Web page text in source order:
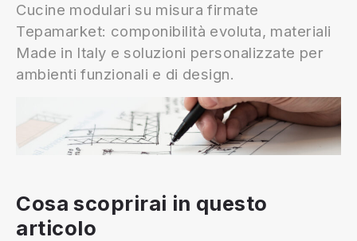
Cucine modulari su misura firmate
Tepamarket: componibilità evoluta, materiali
Made in Italy e soluzioni personalizzate per
ambienti funzionali e di design.
Cosa scoprirai in questo
articolo